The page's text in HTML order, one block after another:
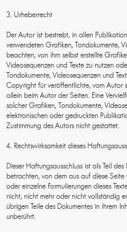
3. Urheberrecht
Der Autor ist bestrebt, in allen
verwendeten Grafiken, Tondokumente,
beachten, von ihm selbst erstellte
Videosequenzen und Texte zu nutzen
Tondokumente, Videosequenzen und
Copyright für veröffentlichte, vom Autor
allein beim Autor der Seiten. Eine
solcher Grafiken, Tondokumente,
elektronischen oder gedruckten
Zustimmung des Autors nicht gestattet.
4. Rechtswirksamkeit dieses
Dieser Haftungsausschluss ist als Teil
betrachten, von dem aus auf diese Seite
oder einzelne Formulierungen dieses
nicht, nicht mehr oder nicht vollständig
übrigen Teile des Dokumentes in ihrem
unberührt.